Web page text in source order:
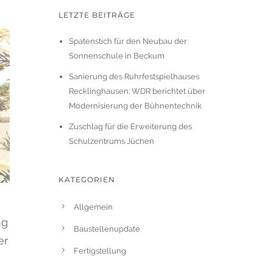
LETZTE BEITRÄGE
Spatenstich für den Neubau der
Sonnenschule in Beckum
Sanierung des Ruhrfestspielhauses
Recklinghausen: WDR berichtet über
Modernisierung der Bühnentechnik
Zuschlag für die Erweiterung des
Schulzentrums Jüchen
KATEGORIEN
Allgemein
Baustellenupdate
Fertigstellung